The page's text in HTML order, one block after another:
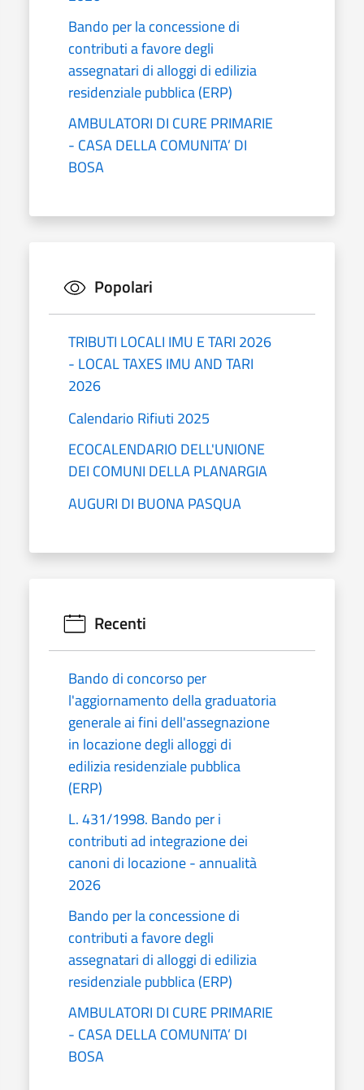
Bando per la concessione di
contributi a favore degli
assegnatari di alloggi di edilizia
residenziale pubblica (ERP)
AMBULATORI DI CURE PRIMARIE
- CASA DELLA COMUNITA’ DI
BOSA
Popolari
TRIBUTI LOCALI IMU E TARI 2026
- LOCAL TAXES IMU AND TARI
2026
Calendario Rifiuti 2025
ECOCALENDARIO DELL'UNIONE
DEI COMUNI DELLA PLANARGIA
AUGURI DI BUONA PASQUA
Recenti
Bando di concorso per
l'aggiornamento della graduatoria
generale ai fini dell'assegnazione
in locazione degli alloggi di
edilizia residenziale pubblica
(ERP)
L. 431/1998. Bando per i
contributi ad integrazione dei
canoni di locazione - annualità
2026
Bando per la concessione di
contributi a favore degli
assegnatari di alloggi di edilizia
residenziale pubblica (ERP)
AMBULATORI DI CURE PRIMARIE
- CASA DELLA COMUNITA’ DI
BOSA